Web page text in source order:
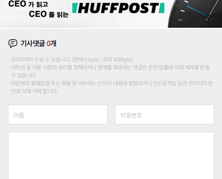
기사댓글0개
200자까지 쓰실 수 있습니다. (현재 0 byte / 최대 400byte)
저작권 등 다른 사람의 권리를 침해하거나 명예를 훼손하는 댓글은 관련 법률에 의해 제재를 받을
수 있습니다.
타인에게 불쾌감을 주는 욕설 등 비하하는 단어가 내용에 포함되거나 인신공격성 글은 관리자의 판
단에 의해 삭제 합니다.